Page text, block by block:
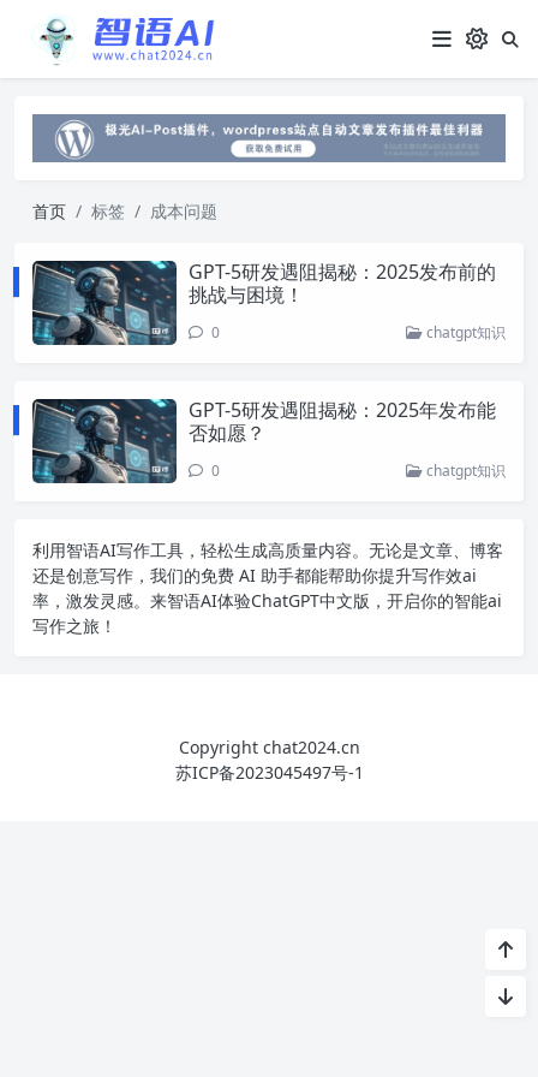
首页 标签 成本问题
GPT-5研发遇阻揭秘：2025发布前的
挑战与困境！
0 chatgpt知识
GPT-5研发遇阻揭秘：2025年发布能
否如愿？
0 chatgpt知识
利用智语AI写作工具，轻松生成高质量内容。无论是文章、博客
还是创意写作，我们的免费 AI 助手都能帮助你提升写作效ai
率，激发灵感。来智语AI体验ChatGPT中文版 ，开启你的智能ai
写作之旅！
Copyright chat2024.cn
苏ICP备2023045497号-1